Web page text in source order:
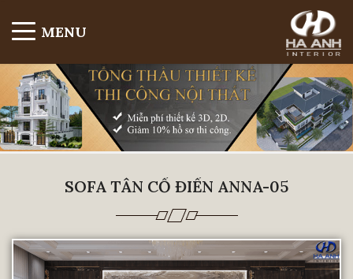
MENU
SOFA TÂN CỔ ĐIỂN ANNA-05